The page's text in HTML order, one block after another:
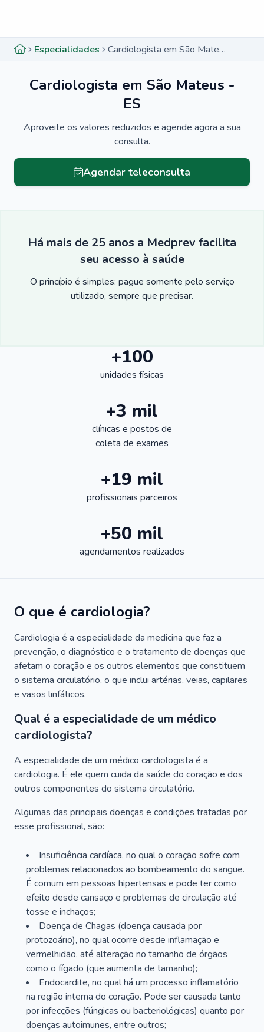
Especialidades Cardiologista em São Mateus - ES
Cardiologista em São Mateus -
ES
Aproveite os valores reduzidos e agende agora a sua
consulta.
Agendar teleconsulta
Há mais de 25 anos a Medprev facilita
seu acesso à saúde
O princípio é simples: pague somente pelo serviço
utilizado, sempre que precisar.
+100
unidades físicas
+3 mil
clínicas e postos de
coleta de exames
+19 mil
profissionais parceiros
+50 mil
agendamentos realizados
O que é cardiologia?
Cardiologia é a especialidade da medicina que faz a
prevenção, o diagnóstico e o tratamento de doenças que
afetam o coração e os outros elementos que constituem
o sistema circulatório, o que inclui artérias, veias, capilares
e vasos linfáticos.
Qual é a especialidade de um médico
cardiologista?
A especialidade de um médico cardiologista é a
cardiologia. É ele quem cuida da saúde do coração e dos
outros componentes do sistema circulatório.
Algumas das principais doenças e condições tratadas por
esse profissional, são:
Insuficiência cardíaca, no qual o coração sofre com
problemas relacionados ao bombeamento do sangue.
É comum em pessoas hipertensas e pode ter como
efeito desde cansaço e problemas de circulação até
tosse e inchaços;
Doença de Chagas (doença causada por
protozoário), no qual ocorre desde inflamação e
vermelhidão, até alteração no tamanho de órgãos
como o fígado (que aumenta de tamanho);
Endocardite, no qual há um processo inflamatório
na região interna do coração. Pode ser causada tanto
por infecções (fúngicas ou bacteriológicas) quanto por
doenças autoimunes, entre outros;